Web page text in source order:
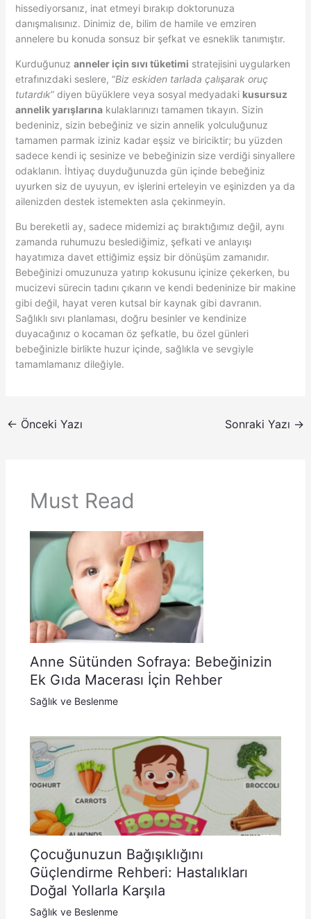
hissediyorsanız, inat etmeyi bırakıp doktorunuza
danışmalısınız. Dinimiz de, bilim de hamile ve emziren
annelere bu konuda sonsuz bir şefkat ve esneklik tanımıştır.
Kurduğunuz anneler için sıvı tüketimi stratejisini uygularken
etrafınızdaki seslere, “Biz eskiden tarlada çalışarak oruç
tutardık” diyen büyüklere veya sosyal medyadaki kusursuz
annelik yarışlarınakulaklarınızı tamamen tıkayın. Sizin
bedeniniz, sizin bebeğiniz ve sizin annelik yolculuğunuz
tamamen parmak iziniz kadar eşsiz ve biriciktir; bu yüzden
sadece kendi iç sesinize ve bebeğinizin size verdiği sinyallere
odaklanın. İhtiyaç duyduğunuzda gün içinde bebeğiniz
uyurken siz de uyuyun, ev işlerini erteleyin ve eşinizden ya da
ailenizden destek istemekten asla çekinmeyin.
Bu bereketli ay, sadece midemizi aç bıraktığımız değil, aynı
zamanda ruhumuzu beslediğimiz, şefkati ve anlayışı
hayatımıza davet ettiğimiz eşsiz bir dönüşüm zamanıdır.
Bebeğinizi omuzunuza yatırıp kokusunu içinize çekerken, bu
mucizevi sürecin tadını çıkarın ve kendi bedeninize bir makine
gibi değil, hayat veren kutsal bir kaynak gibi davranın.
Sağlıklı sıvı planlaması, doğru besinler ve kendinize
duyacağınız o kocaman öz şefkatle, bu özel günleri
bebeğinizle birlikte huzur içinde, sağlıkla ve sevgiyle
tamamlamanız dileğiyle.
← Önceki Yazı Sonraki Yazı →
Must Read
Anne Sütünden Sofraya: Bebeğinizin
Ek Gıda Macerası İçin Rehber
Sağlık ve Beslenme
Çocuğunuzun Bağışıklığını
Güçlendirme Rehberi: Hastalıkları
Doğal Yollarla Karşıla
Sağlık ve Beslenme